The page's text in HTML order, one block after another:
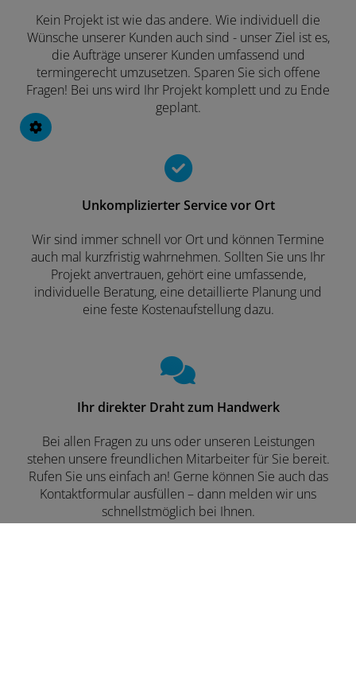
Kein Projekt ist wie das andere. Wie individuell die
Wünsche unserer Kunden auch sind - unser Ziel ist es,
die Aufträge unserer Kunden umfassend und
termingerecht umzusetzen. Sparen Sie sich offene
Fragen! Bei uns wird Ihr Projekt komplett und zu Ende
geplant.
Unkomplizierter Service vor Ort
Wir sind immer schnell vor Ort und können Termine
auch mal kurzfristig wahrnehmen. Sollten Sie uns Ihr
Projekt anvertrauen, gehört eine umfassende,
individuelle Beratung, eine detaillierte Planung und
eine feste Kostenaufstellung dazu.
Ihr direkter Draht zum Handwerk
Bei allen Fragen zu uns oder unseren Leistungen
stehen unsere freundlichen Mitarbeiter für Sie bereit.
Rufen Sie uns einfach an! Gerne können Sie auch das
Kontaktformular ausfüllen – dann melden wir uns
schnellstmöglich bei Ihnen.